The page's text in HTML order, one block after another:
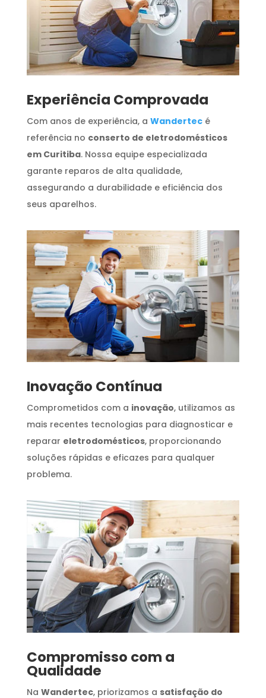
​Experiência Comprovada
Com anos de experiência, a Wandertecé
referência no conserto de eletrodomésticos
em Curitiba. Nossa equipe especializada
garante reparos de alta qualidade,
assegurando a durabilidade e eficiência dos
seus aparelhos.
Inovação Contínua
Comprometidos com a inovação, utilizamos as
mais recentes tecnologias para diagnosticar e
reparar eletrodomésticos, proporcionando
soluções rápidas e eficazes para qualquer
problema.
Compromisso com a
Qualidade
Na Wandertec, priorizamos a satisfação do